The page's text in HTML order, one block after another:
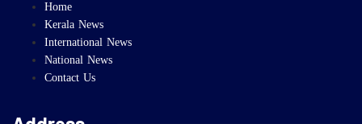
Home
Kerala News
International News
National News
Contact Us